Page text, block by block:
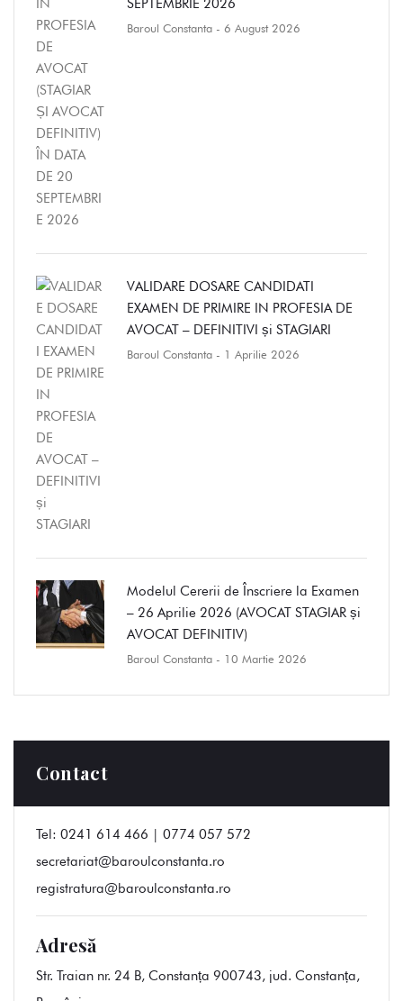
SEPTEMBRIE 2026
Baroul Constanta - 6 August 2026
VALIDARE DOSARE CANDIDATI
EXAMEN DE PRIMIRE IN PROFESIA DE
AVOCAT – DEFINITIVI și STAGIARI
Baroul Constanta - 1 Aprilie 2026
Modelul Cererii de Înscriere la Examen
– 26 Aprilie 2026 (AVOCAT STAGIAR și
AVOCAT DEFINITIV)
Baroul Constanta - 10 Martie 2026
Contact
Tel: 0241 614 466 | 0774 057 572
secretariat@baroulconstanta.ro
registratura@baroulconstanta.ro
Adresă
Str. Traian nr. 24 B, Constanța 900743, jud. Constanța,